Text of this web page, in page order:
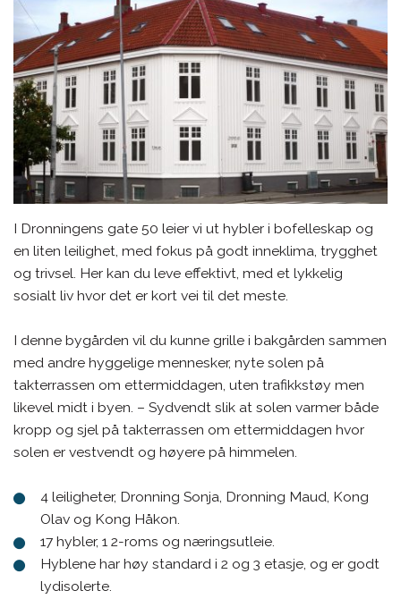
I Dronningens gate 50 leier vi ut hybler i bofelleskap og
en liten leilighet, med fokus på godt inneklima, trygghet
og trivsel. Her kan du leve effektivt, med et lykkelig
sosialt liv hvor det er kort vei til det meste.
I denne bygården vil du kunne grille i bakgården sammen
med andre hyggelige mennesker, nyte solen på
takterrassen om ettermiddagen, uten trafikkstøy men
likevel midt i byen. – Sydvendt slik at solen varmer både
kropp og sjel på takterrassen om ettermiddagen hvor
solen er vestvendt og høyere på himmelen.
4 leiligheter, Dronning Sonja, Dronning Maud, Kong
Olav og Kong Håkon.
17 hybler, 1 2-roms og næringsutleie.
Hyblene har høy standard i 2 og 3 etasje, og er godt
lydisolerte.